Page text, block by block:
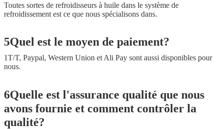
Toutes sortes de refroidisseurs à huile dans le système de
refroidissement est ce que nous spécialisons dans.
5Quel est le moyen de paiement?
1T/T, Paypal, Western Union et Ali Pay sont aussi disponibles pour
nous.
6Quelle est l'assurance qualité que nous
avons fournie et comment contrôler la
qualité?